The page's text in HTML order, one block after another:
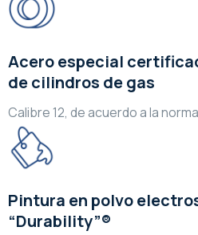
Acero especial
de cilindros de gas
Calibre 12, de acuerdo a la
Pintura en polvo
“Durability”®